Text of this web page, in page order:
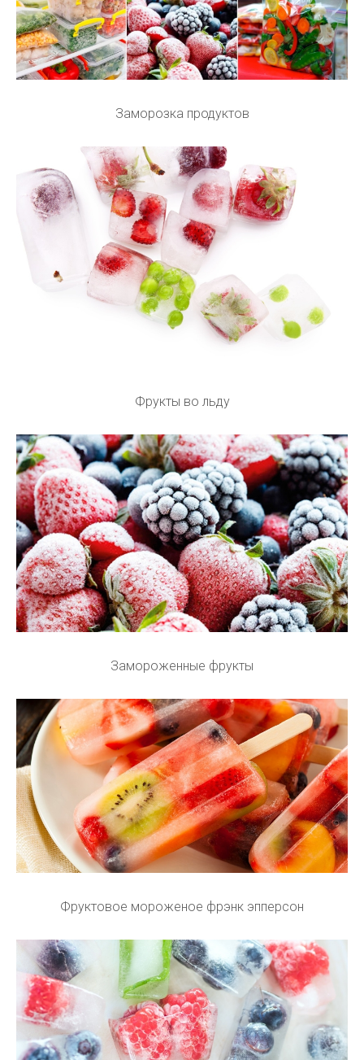
Заморозка продуктов
Фрукты во льду
Замороженные фрукты
Фруктовое мороженое фрэнк эпперсон